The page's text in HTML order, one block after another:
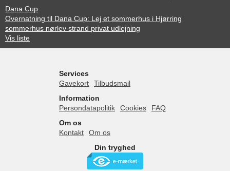
Dana Cup
Overnatning til Dana Cup: Lej et sommerhus i Hjørring
sommerhus nørlev strand privat udlejning
Vis liste
Services
Gavekort
Tilbudsmail
Information
Persondatapolitik
Cookies
FAQ
Om os
Kontakt
Om os
Din tryghed